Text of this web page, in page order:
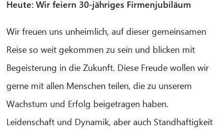
Heute: Wir feiern 30-jähriges Firmenjubiläum
Wir freuen uns unheimlich, auf dieser gemeinsamen
Reise so weit gekommen zu sein und blicken mit
Begeisterung in die Zukunft. Diese Freude wollen wir
gerne mit allen Menschen teilen, die zu unserem
Wachstum und Erfolg beigetragen haben.
Leidenschaft und Dynamik, aber auch Standhaftigkeit